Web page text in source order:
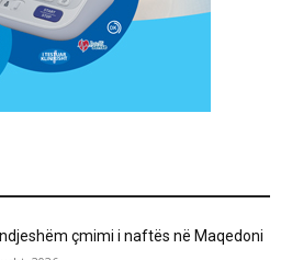
çmimi i naftës në Maqedoni